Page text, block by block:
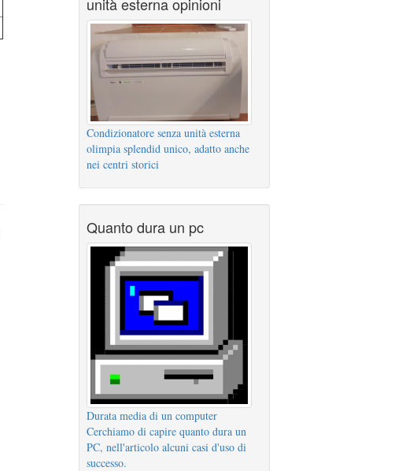
Condizionatore senza unità esterna
olimpia splendid unico, adatto anche
nei centri storici
Quanto dura un pc
Durata media di un computer
Cerchiamo di capire quanto dura un
PC, nell'articolo alcuni casi d'uso di
successo.